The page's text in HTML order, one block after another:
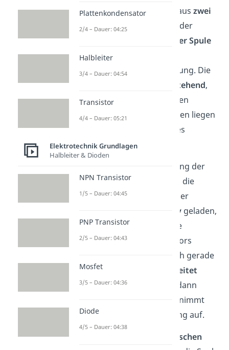
Der Kommutator besteht aus zwei
Halbschalen, die voneinander
mit der Spule
verbunden
gleichzeitig mit ihr die Ladung. Die
feststehend,
sie drehen sich nicht mit den
Halbschalen mit. Stattdessen liegen
sie auf den Halbschalen des
Kommutators auf.
Umdrehung der
Spuletauschen
ihre Seiten die
Ladung. Ist die eine Seite der
negativgeladen,
ist auch die entsprechende
Halbschale des Kommutators
, die sich gerade
auf dieser Seite befindet,
leitet
diese negative Spannung dann
. Die andere Bürste nimmt
also eine
Spannung auf.
tauschen
Plattenkondensator
2/4 – Dauer: 04:25
Halbleiter
3/4 – Dauer: 04:54
Transistor
4/4 – Dauer: 05:21
Elektrotechnik Grundlagen
Halbleiter & Dioden
NPN Transistor
1/5 – Dauer: 04:45
PNP Transistor
2/5 – Dauer: 04:43
Mosfet
3/5 – Dauer: 04:36
Diode
4/5 – Dauer: 04:38